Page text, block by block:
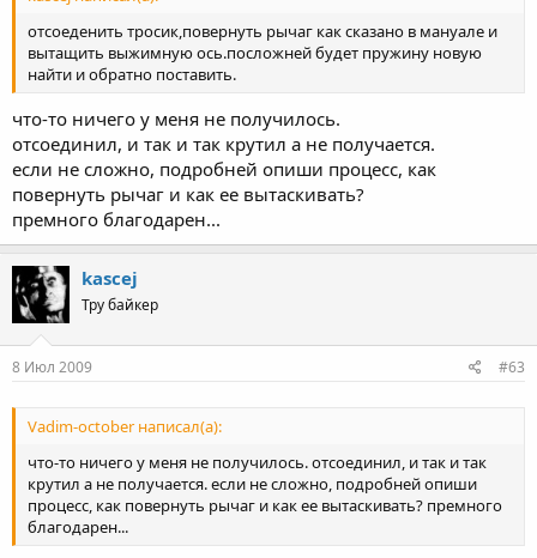
отсоеденить тросик,повернуть рычаг как сказано в мануале и
вытащить выжимную ось.посложней будет пружину новую
найти и обратно поставить.
что-то ничего у меня не получилось.
отсоединил, и так и так крутил а не получается.
если не сложно, подробней опиши процесс, как
повернуть рычаг и как ее вытаскивать?
премного благодарен...
kascej
Тру байкер
8 Июл 2009 #63
Vadim-october написал(а):
что-то ничего у меня не получилось. отсоединил, и так и так
крутил а не получается. если не сложно, подробней опиши
процесс, как повернуть рычаг и как ее вытаскивать? премного
благодарен...